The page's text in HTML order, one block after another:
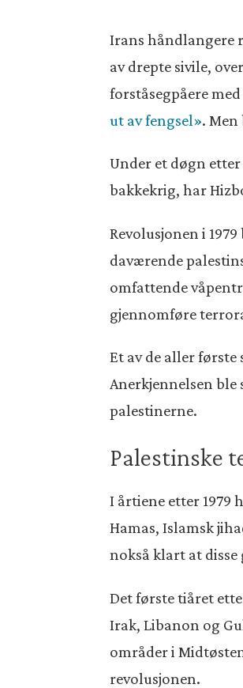
Irans håndlangere
av drepte sivile,
forståsegpåere
ut av fengsel».
Under et døgn
bakkekrig, har
Revolusjonen i
daværende
omfattende
gjennomføre
Et av de aller
Anerkjennelsen
palestinerne.
Palestinske
I årtiene etter 1979
Hamas, Islamsk
nokså klart at
Det første tiåret
Irak, Libanon og
områder i
revolusjonen.